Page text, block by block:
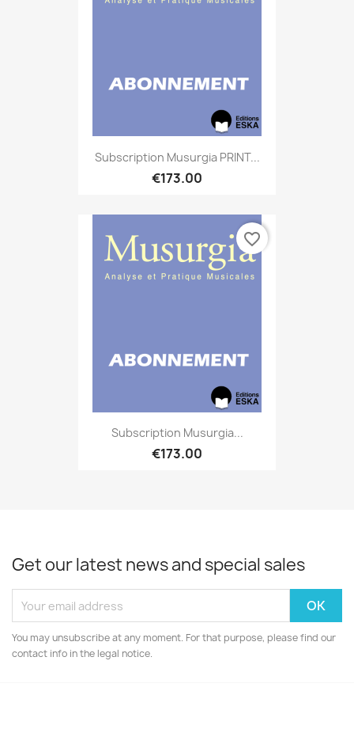
Subscription Musurgia PRINT...
€173.00
Subscription Musurgia...
€173.00
favorite_border
Get our latest news and special sales
You may unsubscribe at any moment. For that purpose, please find our
contact info in the legal notice.